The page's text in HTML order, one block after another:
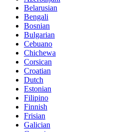
Belarusian
Bengali
Bosnian
Bulgarian
Cebuano
Chichewa
Corsican
Croatian
Dutch
Estonian
Filipino
Finnish
Frisian
Galician